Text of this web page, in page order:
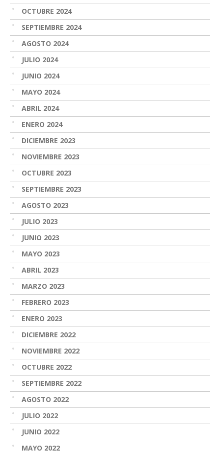
OCTUBRE 2024
SEPTIEMBRE 2024
AGOSTO 2024
JULIO 2024
JUNIO 2024
MAYO 2024
ABRIL 2024
ENERO 2024
DICIEMBRE 2023
NOVIEMBRE 2023
OCTUBRE 2023
SEPTIEMBRE 2023
AGOSTO 2023
JULIO 2023
JUNIO 2023
MAYO 2023
ABRIL 2023
MARZO 2023
FEBRERO 2023
ENERO 2023
DICIEMBRE 2022
NOVIEMBRE 2022
OCTUBRE 2022
SEPTIEMBRE 2022
AGOSTO 2022
JULIO 2022
JUNIO 2022
MAYO 2022